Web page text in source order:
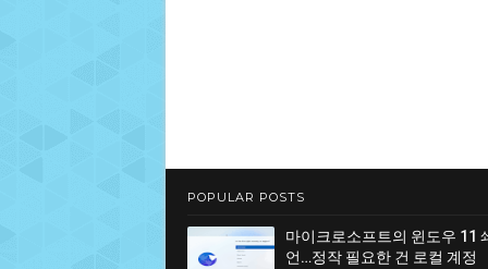
POPULAR POSTS
마이크로소프트의 윈도우 11
언…정작 필요한 건 로컬 계정